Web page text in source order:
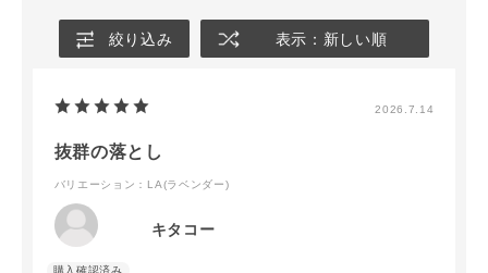
絞り込み 表示：新しい順
2026.7.14
抜群の落とし
バリエーション：LA(ラベンダー)
キタコー